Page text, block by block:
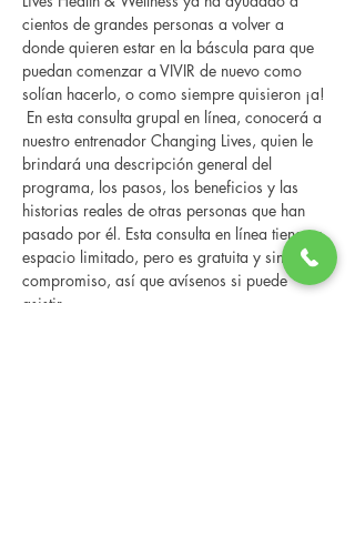
cientos de grandes personas a volver a
donde quieren estar en la báscula para que
puedan comenzar a VIVIR de nuevo como
solían hacerlo, o como siempre quisieron ¡a!
En esta consulta grupal en línea, conocerá a
nuestro entrenador Changing Lives, quien le
brindará una descripción general del
programa, los pasos, los beneficios y las
historias reales de otras personas que han
pasado por él. Esta consulta en línea tiene un
espacio limitado, pero es gratuita y sin
compromiso, así que avísenos si puede
asistir.